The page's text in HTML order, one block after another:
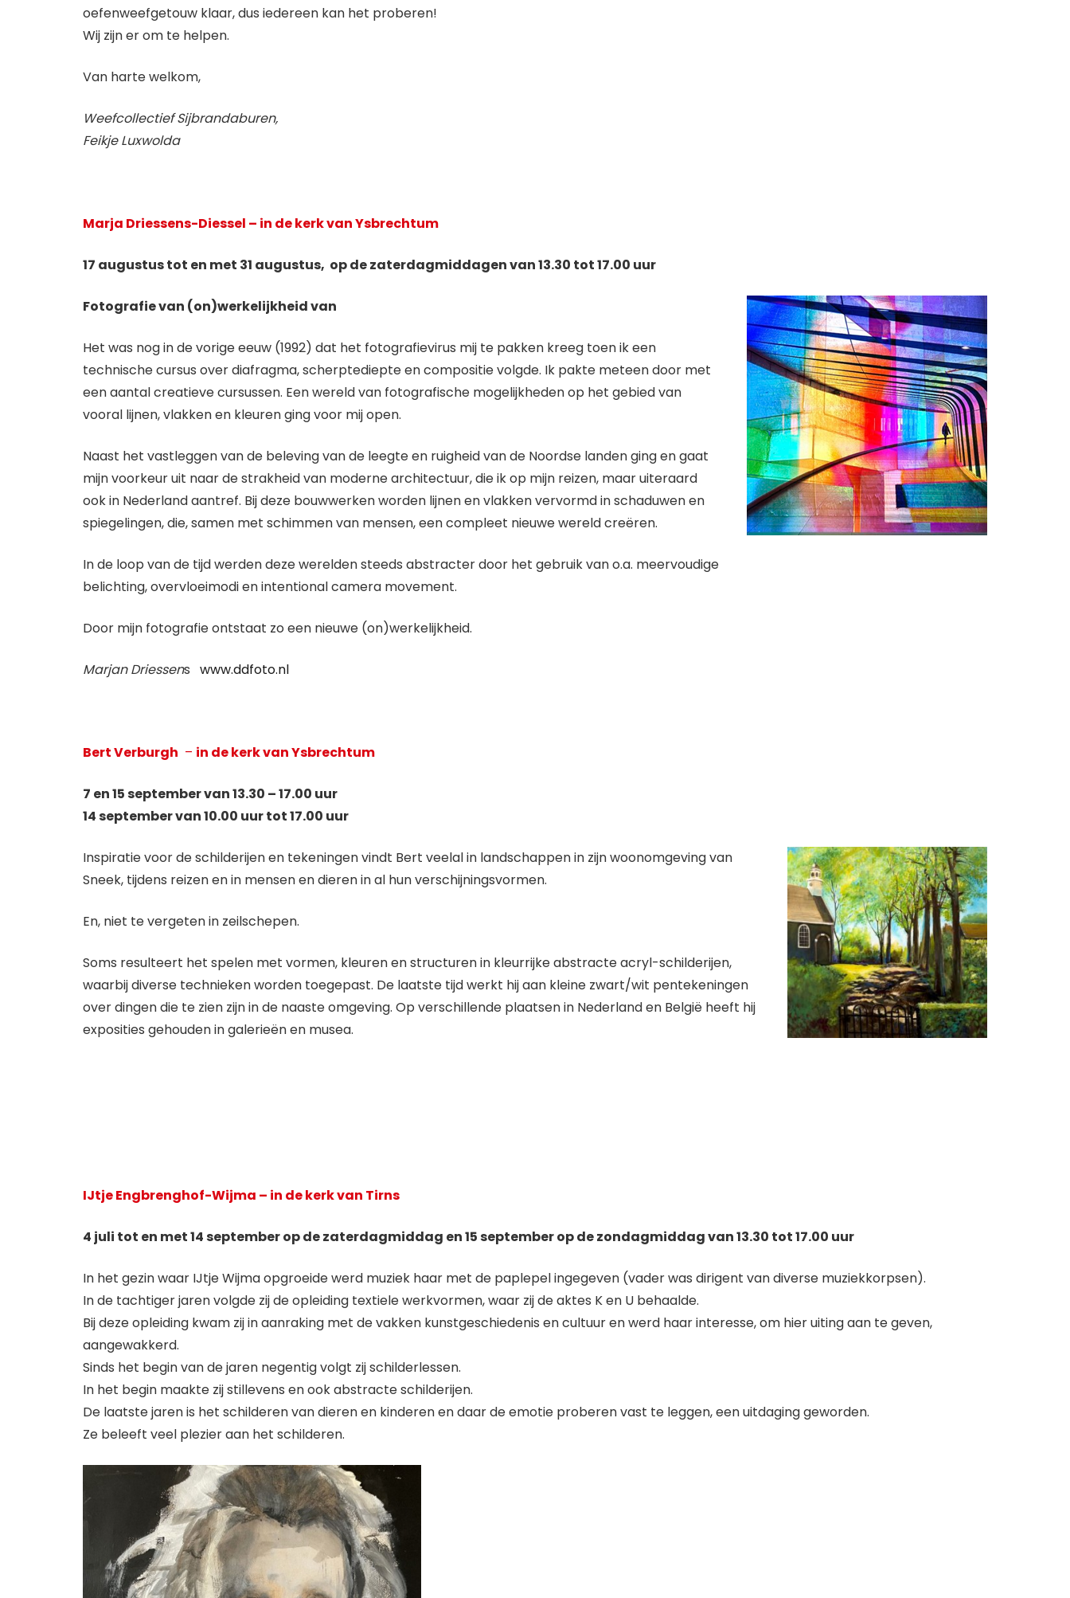
oefenweefgetouw klaar, dus iedereen kan het proberen!
Wij zijn er om te helpen.
Van harte welkom,
Weefcollectief Sijbrandaburen,
Feikje Luxwolda
Marja Driessens-Diessel – in de kerk van Ysbrechtum
17 augustus tot en met 31 augustus, op de zaterdagmiddagen van 13.30 tot 17.00 uur
Fotografie van (on)werkelijkheid van
Het was nog in de vorige eeuw (1992) dat het fotografievirus mij te pakken kreeg toen ik een
technische cursus over diafragma, scherptediepte en compositie volgde. Ik pakte meteen door met
een aantal creatieve cursussen. Een wereld van fotografische mogelijkheden op het gebied van
vooral lijnen, vlakken en kleuren ging voor mij open.
Naast het vastleggen van de beleving van de leegte en ruigheid van de Noordse landen ging en gaat
mijn voorkeur uit naar de strakheid van moderne architectuur, die ik op mijn reizen, maar uiteraard
ook in Nederland aantref. Bij deze bouwwerken worden lijnen en vlakken vervormd in schaduwen en
spiegelingen, die, samen met schimmen van mensen, een compleet nieuwe wereld creëren.
In de loop van de tijd werden deze werelden steeds abstracter door het gebruik van o.a. meervoudige
belichting, overvloeimodi en intentional camera movement.
Door mijn fotografie ontstaat zo een nieuwe (on)werkelijkheid.
Marjan Driessens www.ddfoto.nl
Bert Verburgh – in de kerk van Ysbrechtum
7 en 15 september van 13.30 – 17.00 uur
14 september van 10.00 uur tot 17.00 uur
Inspiratie voor de schilderijen en tekeningen vindt Bert veelal in landschappen in zijn woonomgeving van
Sneek, tijdens reizen en in mensen en dieren in al hun verschijningsvormen.
En, niet te vergeten in zeilschepen.
Soms resulteert het spelen met vormen, kleuren en structuren in kleurrijke abstracte acryl-schilderijen,
waarbij diverse technieken worden toegepast. De laatste tijd werkt hij aan kleine zwart/wit pentekeningen
over dingen die te zien zijn in de naaste omgeving. Op verschillende plaatsen in Nederland en België heeft hij
exposities gehouden in galerieën en musea.
IJtje Engbrenghof-Wijma – in de kerk van Tirns
4 juli tot en met 14 septemberop de zaterdagmiddag en 15 september opde zondagmiddag van 13.30 tot 17.00 uur
In het gezin waar IJtje Wijma opgroeide werd muziek haar met de paplepel ingegeven (vader was dirigent van diverse muziekkorpsen).
In de tachtiger jaren volgde zij de opleiding textiele werkvormen, waar zij de aktes K en U behaalde.
Bij deze opleiding kwam zij in aanraking met de vakken kunstgeschiedenis en cultuur en werd haar interesse, om hier uiting aan te geven,
aangewakkerd.
Sinds het begin van de jaren negentig volgt zij schilderlessen.
In het begin maakte zij stillevens en ook abstracte schilderijen.
De laatste jaren is het schilderen van dieren en kinderen en daar de emotie proberen vast te leggen, een uitdaging geworden.
Ze beleeft veel plezier aan het schilderen.